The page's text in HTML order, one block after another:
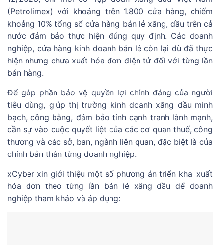
(Petrolimex) với khoảng trên 1.800 cửa hàng, chiếm
khoảng 10% tổng số cửa hàng bán lẻ xăng, dầu trên cả
nước đảm bảo thực hiện đúng quy định. Các doanh
nghiệp, cửa hàng kinh doanh bán lẻ còn lại dù đã thực
hiện nhưng chưa xuất hóa đơn điện tử đối với từng lần
bán hàng.
Để góp phần bảo vệ quyền lợi chính đáng của người
tiêu dùng, giúp thị trường kinh doanh xăng dầu minh
bạch, công bằng, đảm bảo tính cạnh tranh lành mạnh,
cần sự vào cuộc quyết liệt của các cơ quan thuế, công
thương và các sở, ban, ngành liên quan, đặc biệt là của
chính bản thân từng doanh nghiệp.
xCyber xin giới thiệu một số phương án triển khai xuất
hóa đơn theo từng lần bán lẻ xăng dầu để doanh
nghiệp tham khảo và áp dụng: